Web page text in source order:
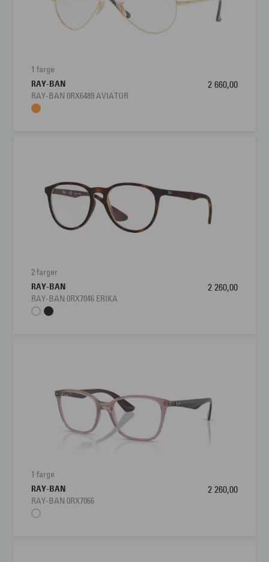
1 farge
RAY-BAN
RAY-BAN 0RX6489 AVIATOR
2 660,00
2 farger
RAY-BAN
RAY-BAN 0RX7046 ERIKA
2 260,00
1 farge
RAY-BAN
RAY-BAN 0RX7066
2 260,00